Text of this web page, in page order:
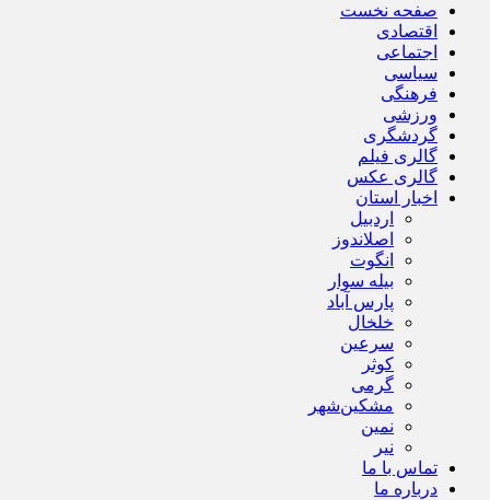
صفحه نخست
اقتصادی
اجتماعی
سیاسی
فرهنگی
ورزشی
گردشگری
گالری فیلم
گالری عکس
اخبار استان
اردبیل
اصلاندوز
انگوت
بیله سوار
پارس آباد
خلخال
سرعین
کوثر
گرمی
مشکین‌شهر
نمین
نیر
تماس با ما
درباره ما